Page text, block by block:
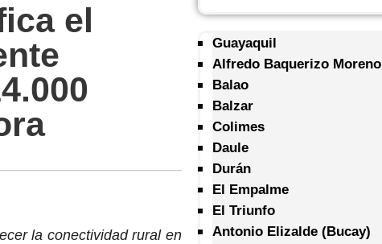
el
la conectividad rural en
Guayaquil
Alfredo Baquerizo Moreno
Balao
Balzar
Colimes
Daule
Durán
El Empalme
El Triunfo
Antonio Elizalde (Bucay)